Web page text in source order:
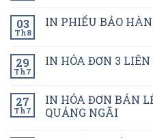
03
Th8
IN PHIẾU BẢO
29
Th7
IN HÓA ĐƠN 3
27
Th7
IN HÓA ĐƠN BÁN
QUẢNG NGÃI